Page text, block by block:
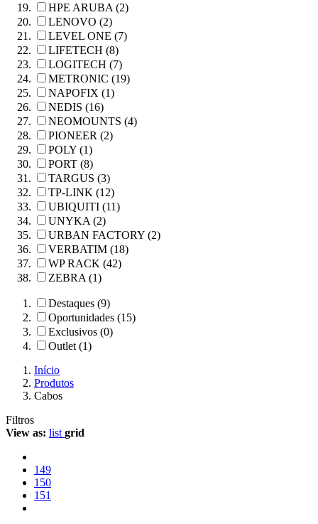
HPE ARUBA (2)
LENOVO (2)
LEVEL ONE (7)
LIFETECH (8)
LOGITECH (7)
METRONIC (19)
NAPOFIX (1)
NEDIS (16)
NEOMOUNTS (4)
PIONEER (2)
POLY (1)
PORT (8)
TARGUS (3)
TP-LINK (12)
UBIQUITI (11)
UNYKA (2)
URBAN FACTORY (2)
VERBATIM (18)
WP RACK (42)
ZEBRA (1)
Destaques (9)
Oportunidades (15)
Exclusivos (0)
Outlet (1)
Início
Produtos
Cabos
Filtros
View as: list grid
149
150
151